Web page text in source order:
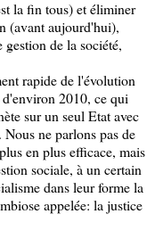
la fin tous) et éliminer
(avant aujourd'hui),
gestion de la société,
rapide de l'évolution
2010, ce qui
sur un seul Etat avec
ne parlons pas de
en plus efficace, mais
sociale, à un certain
dans leur forme la
appelée: la justice